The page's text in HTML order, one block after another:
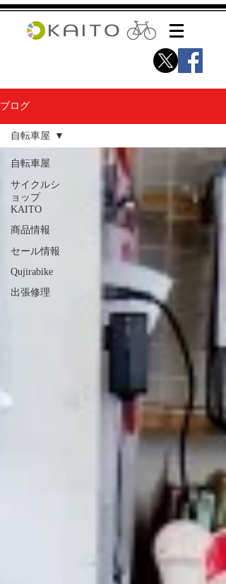
ブログ
自転車屋
サイクルシ
ョップ
KAITO
商品情報
セール情報
Qujirabike
出張修理
自転車屋